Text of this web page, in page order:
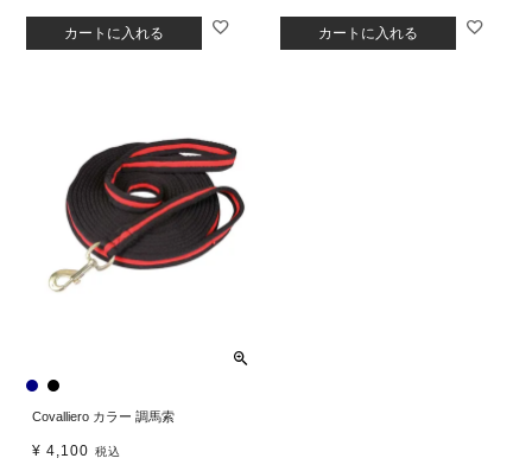
カートに入れる カートに入れる
Covalliero カラー 調馬索
¥ 4,100 税込